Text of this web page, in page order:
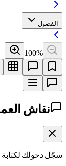
الفصول
100%
نقاش
سجّل دخولك لكتابة